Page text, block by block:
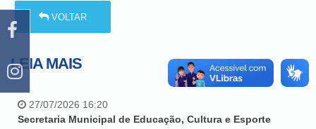
VOLTAR
LEIA MAIS
27/07/2026 16:20
Secretaria Municipal de Educação, Cultura e Esporte